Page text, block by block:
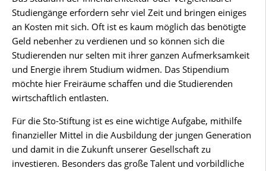
Studiengänge erfordern sehr viel Zeit und bringen einiges
an Kosten mit sich. Oft ist es kaum möglich das benötigte
Geld nebenher zu verdienen und so können sich die
Studierenden nur selten mit ihrer ganzen Aufmerksamkeit
und Energie ihrem Studium widmen. Das Stipendium
möchte hier Freiräume schaffen und die Studierenden
wirtschaftlich entlasten.
Für die Sto-Stiftung ist es eine wichtige Aufgabe, mithilfe
finanzieller Mittel in die Ausbildung der jungen Generation
und damit in die Zukunft unserer Gesellschaft zu
investieren. Besonders das große Talent und vorbildliche